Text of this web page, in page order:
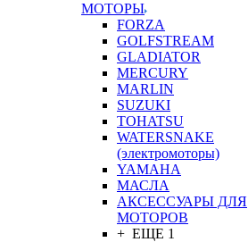
МОТОРЫ
FORZA
GOLFSTREAM
GLADIATOR
MERCURY
MARLIN
SUZUKI
TOHATSU
WATERSNAKE
(электромоторы)
YAMAHA
МАСЛА
АКСЕССУАРЫ ДЛЯ
МОТОРОВ
+ ЕЩЕ 1